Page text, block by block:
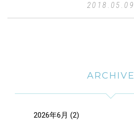
2018.05.09
ARCHIVE
2026年6月 (2)